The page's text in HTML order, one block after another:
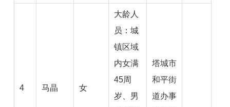
4 马晶 女
大龄人
员：城
镇区域
内女满
45周
岁、男
塔城市
和平街
道办事